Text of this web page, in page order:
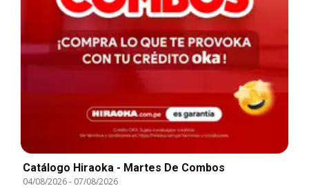
Catálogo Hiraoka - Martes De Combos
04/08/2026- 07/08/2026